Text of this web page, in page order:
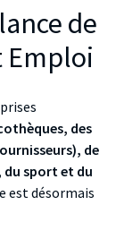
de
Emploi
des
de
du sport et du
est désormais